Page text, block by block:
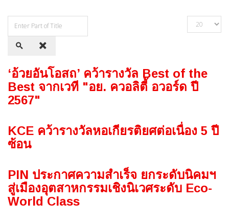
‘อ้วยอันโอสถ’ คว้ารางวัล Best of the
Best จากเวที "อย. ควอลิตี้ อวอร์ด ปี
2567"
KCE คว้ารางวัลหอเกียรติยศต่อเนื่อง 5 ปี
ซ้อน
PIN ประกาศความสำเร็จ ยกระดับนิคมฯ
สู่เมืองอุตสาหกรรมเชิงนิเวศระดับ Eco-
World Class